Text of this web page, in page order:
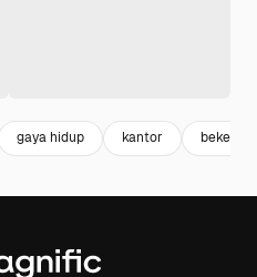
gaya hidup kantor bekerja